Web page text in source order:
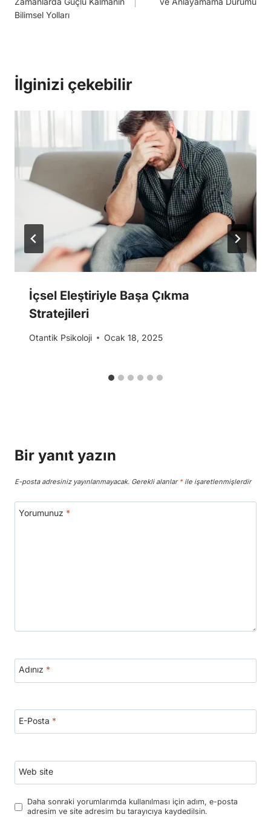
Bilimsel Yolları
İlginizi çekebilir
İçsel Eleştiriyle Başa Çıkma
Stratejileri
Otantik Psikoloji Ocak 18, 2025
Bir yanıt yazın
E-posta adresiniz yayınlanmayacak. Gerekli alanlar *ile işaretlenmişlerdir
Yorumunuz *
Adınız *
E-Posta *
Web site
Daha sonraki yorumlarımda kullanılması için adım, e-posta
adresim ve site adresim bu tarayıcıya kaydedilsin.